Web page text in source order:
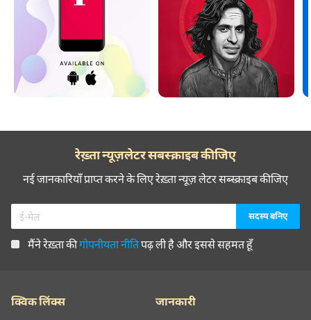
रेख़्ता न्यूज़लेटर सबस्क्राइब कीजिए
नई जानकारियाँ प्राप्त करने के लिए रेख़्ता न्यूज़ लेटर सब्स्क्राइब कीजिए
मैंने रेख़्ता कीगोपनीयता नीतिपढ़ ली है और इससे सहमत हूँ
क्विक लिंक्स जानकारी